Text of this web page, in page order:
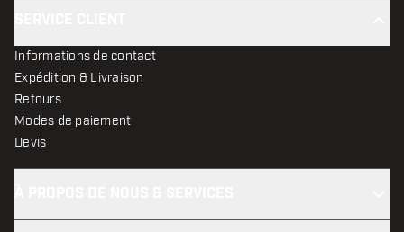
Informations de contact
Expédition & Livraison
Retours
Modes de paiement
Devis